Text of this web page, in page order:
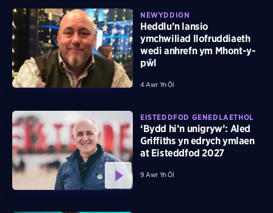
NEWYDDION
Heddlu’n lansio
ymchwiliad llofruddiaeth
wedi anhrefn ym Mhont-y-
pŵl
4 Awr Yn Ôl
EISTEDDFOD GENEDLAETHOL
‘Bydd hi’n unigryw’: Aled
Griffiths yn edrych ymlaen
at Eisteddfod 2027
9 Awr Yn Ôl